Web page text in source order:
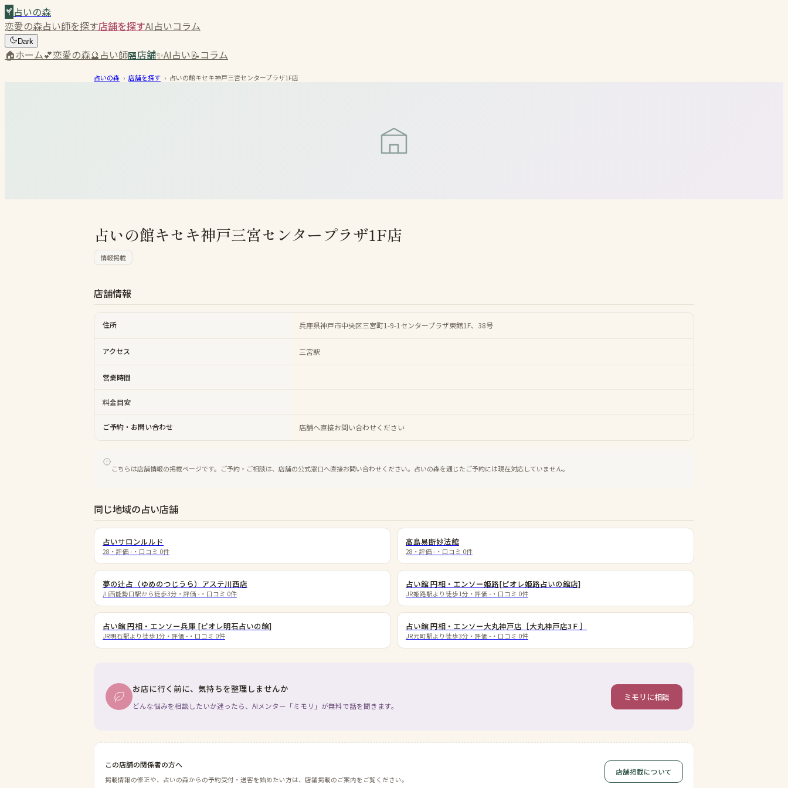
占いの森
恋愛の森占い師を探す店舗を探すAI占いコラム
Dark
🏠ホーム💕恋愛の森🔮占い師🏪店舗✨AI占い📝コラム
占いの森 › 店舗を探す › 占いの館キセキ神戸三宮センタープラザ1F店
占いの館キセキ神戸三宮センタープラザ1F店
情報掲載
店舗情報
住所 兵庫県神戸市中央区三宮町1-9-1センタープラザ東館1F、38号
アクセス 三宮駅
営業時間
料金目安
ご予約・お問い合わせ 店舗へ直接お問い合わせください
こちらは店舗情報の掲載ページです。ご予約・ご相談は、店舗の公式窓口へ直接お問い合わせください。占いの森を通じたご予約には現在対応していません。
同じ地域の占い店舗
占いサロンルルド
28 ・評価 - ・口コミ 0件
高島易断妙法館
28 ・評価 - ・口コミ 0件
夢の辻占（ゆめのつじうら）アステ川西店
川西能勢口駅から徒歩3分 ・評価 - ・口コミ 0件
占い館 円相・エンソー姫路[ピオレ姫路占いの館店]
JR姫路駅より徒歩1分 ・評価 - ・口コミ 0件
占い館 円相・エンソー兵庫 [ピオレ明石占いの館]
JR明石駅より徒歩1分 ・評価 - ・口コミ 0件
占い館 円相・エンソー大丸神戸店［大丸神戸店3Ｆ］
JR元町駅より徒歩3分 ・評価 - ・口コミ 0件
お店に行く前に、気持ちを整理しませんか
どんな悩みを相談したいか迷ったら、AIメンター「ミモリ」が無料で話を聞きます。
ミモリに相談
この店舗の関係者の方へ
掲載情報の修正や、占いの森からの予約受付・送客を始めたい方は、店舗掲載のご案内をご覧ください。
店舗掲載について